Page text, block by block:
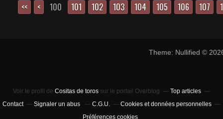
<< < 100 101 102 103 104 105 106 107
Theme: Nullified ©
Voir le profil de Cositas de toros sur le portail Overblog
Top articles
Contact
Signaler un abus C.G.U.
Cookies et données personnelles
Préférences cookies